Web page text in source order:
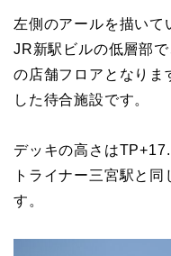
左側のアールを描いて
JR新駅ビルの低層部
の店舗フロアとなりま
した待合施設です。
デッキの高さは
トライナー三宮駅と
す。